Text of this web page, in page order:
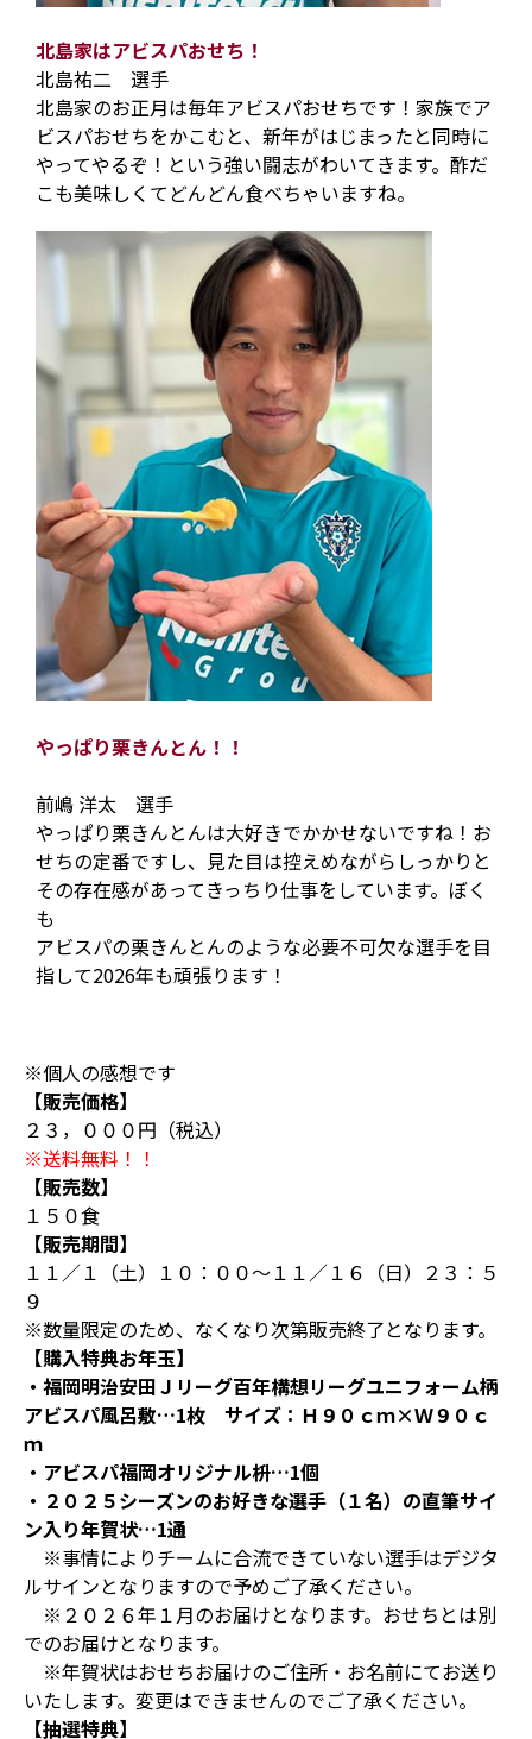
北島家はアビスパおせち！
北島祐二 選手
北島家のお正月は毎年アビスパおせちです！家族でア
ビスパおせちをかこむと、新年がはじまったと同時に
やってやるぞ！という強い闘志がわいてきます。酢だ
こも美味しくてどんどん食べちゃいますね。
やっぱり栗きんとん！！
前嶋 洋太 選手
やっぱり栗きんとんは大好きでかかせないですね！お
せちの定番ですし、見た目は控えめながらしっかりと
その存在感があってきっちり仕事をしています。ぼく
も
アビスパの栗きんとんのような必要不可欠な選手を目
指して2026年も頑張ります！
※個人の感想です
【販売価格】
２３，０００円（税込）
※送料無料！！
【販売数】
１５０食
【販売期間】
１１／１（土）１０：００～１１／１６（日）２３：５
９
※数量限定のため、なくなり次第販売終了となります。
【購入特典お年玉】
・福岡明治安田Ｊリーグ百年構想リーグユニフォーム柄
アビスパ風呂敷…1枚 サイズ：Ｈ９０ｃｍ×Ｗ９０ｃ
ｍ
・アビスパ福岡オリジナル枡…1個
・２０２５シーズンのお好きな選手（１名）の直筆サイ
ン入り年賀状…1通
※事情によりチームに合流できていない選手はデジタ
ルサインとなりますので予めご了承ください。
※２０２６年１月のお届けとなります。おせちとは別
でのお届けとなります。
※年賀状はおせちお届けのご住所・お名前にてお送り
いたします。変更はできませんのでご了承ください。
【抽選特典】